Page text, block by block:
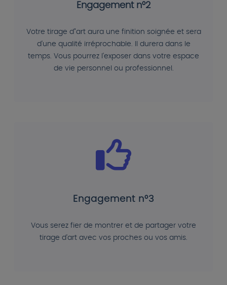
Engagement n°2
Votre tirage d"art aura une finition soignée et sera
d'une qualité irréprochable. Il durera dans le
temps. Vous pourrez l'exposer dans votre espace
de vie personnel ou professionnel.
Engagement n°3
Vous serez fier de montrer et de partager votre
tirage d'art avec vos proches ou vos amis.